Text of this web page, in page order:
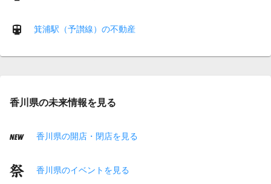
箕浦駅（予讃線）の不動産
香川県の未来情報を見る
香川県の開店・閉店を見る
香川県のイベントを見る